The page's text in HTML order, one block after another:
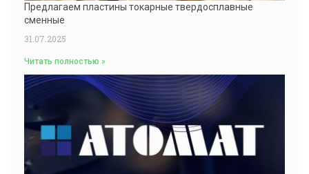
Предлагаем пластины токарные твердосплавные
сменные
31.07.2025
Читать полностью »